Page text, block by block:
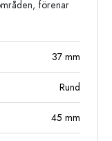
förenar
37 mm
Rund
45 mm